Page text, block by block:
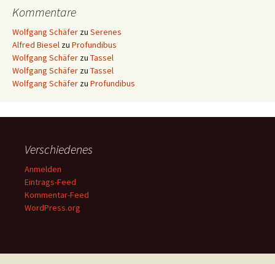
Kommentare
Wolfgang Schäfer zu Serenes
Alfred Biesel zu Profundibus
Wolfgang Schäfer zu Tassel
Wolfgang Schäfer zu Tassel
Wolfgang Schäfer zu Profundibus
Verschiedenes
Anmelden
Eintrags-Feed
Kommentar-Feed
WordPress.org